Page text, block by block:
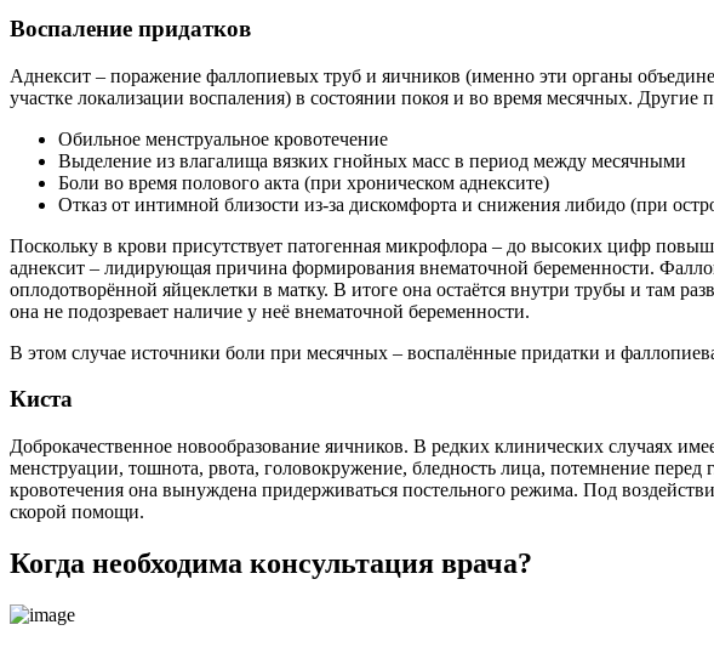
Воспаление придатков
Аднексит – поражение фаллопиевых труб и яичников (именно эти органы
участке локализации воспаления) в состоянии покоя и во время месячных. Другие
Обильное менструальное кровотечение
Выделение из влагалища вязких гнойных масс в период между месячными
Боли во время полового акта (при хроническом аднексите)
Отказ от интимной близости из-за дискомфорта и снижения либидо (при
Поскольку в крови присутствует патогенная микрофлора – до высоких цифр
аднексит – лидирующая причина формирования внематочной беременности.
оплодотворённой яйцеклетки в матку. В итоге она остаётся внутри трубы и там
она не подозревает наличие у неё внематочной беременности.
В этом случае источники боли при месячных – воспалённые придатки и
Киста
Доброкачественное новообразование яичников. В редких клинических случаях
менструации, тошнота, рвота, головокружение, бледность лица, потемнение
кровотечения она вынуждена придерживаться постельного режима. Под
скорой помощи.
Когда необходима консультация врача?